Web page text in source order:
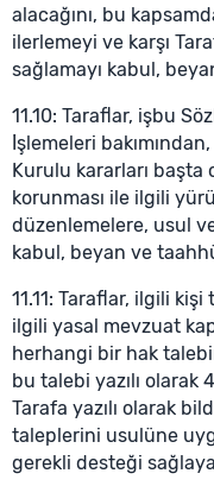
alacağını, bu
ilerlemeyi ve karşı
sağlamayı kabul,
11.10: Taraflar, işbu
İşlemeleri
Kurulu kararları başta
korunması ile ilgili
düzenlemelere, usul
kabul, beyan ve
11.11: Taraflar, ilgili
ilgili yasal mevzuat
herhangi bir hak
bu talebi yazılı olarak
Tarafa yazılı olarak
taleplerini usulüne
gerekli desteği